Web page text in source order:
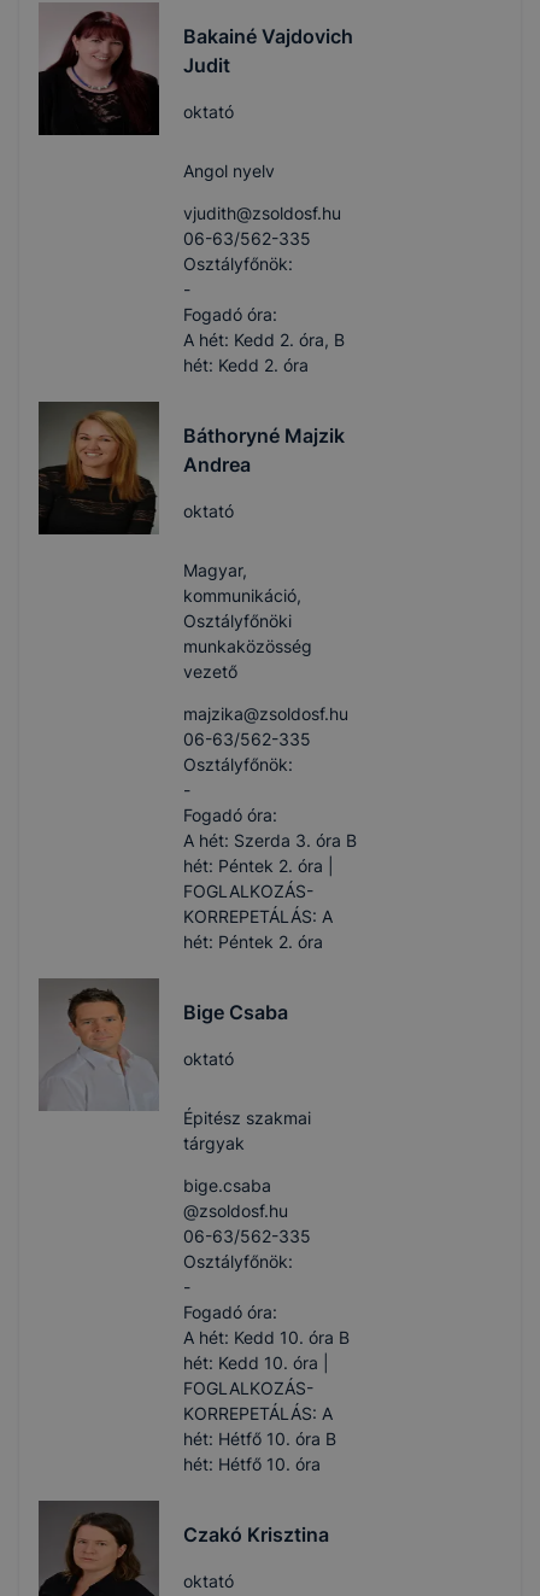
Bakainé Vajdovich
Judit
oktató
Angol nyelv
vjudith​@zsoldosf.hu
06-63/562-335
Osztályfőnök:
-
Fogadó óra:
A hét: Kedd 2. óra, B
hét: Kedd 2. óra
Báthoryné Majzik
Andrea
oktató
Magyar,
kommunikáció,
Osztályfőnöki
munkaközösség
vezető
majzika​@zsoldosf.hu
06-63/562-335
Osztályfőnök:
-
Fogadó óra:
A hét: Szerda 3. óra B
hét: Péntek 2. óra |
FOGLALKOZÁS-
KORREPETÁLÁS: A
hét: Péntek 2. óra
Bige Csaba
oktató
Épitész szakmai
tárgyak
bige.csaba​
@zsoldosf.hu
06-63/562-335
Osztályfőnök:
-
Fogadó óra:
A hét: Kedd 10. óra B
hét: Kedd 10. óra |
FOGLALKOZÁS-
KORREPETÁLÁS: A
hét: Hétfő 10. óra B
hét: Hétfő 10. óra
Czakó Krisztina
oktató